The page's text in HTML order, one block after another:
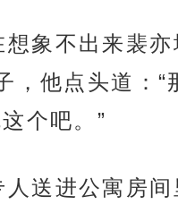
想象不出来裴亦
，他点头道：“
个吧。”
人送进公寓房间